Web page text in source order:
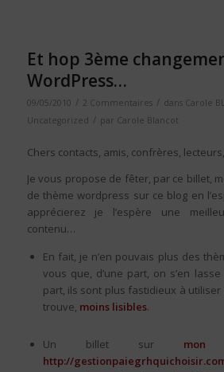
Et hop 3ème
WordPress…
09/05/2010 / 2 Commentaires / dans Carole
Uncategorized / par Carole Blancot
Chers contacts, amis, confrères,
Je vous propose de fêter, par ce billet,
de thème wordpress sur ce blog en
apprécierez je l’espère une
contenu…
En fait, je n’en pouvais plus des
vous que, d’une part, on s’en
part, ils sont plus fastidieux à utiliser
trouve, moins lisibles.
Un billet sur mon
http://